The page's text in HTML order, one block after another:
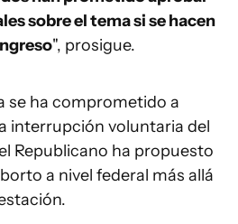
sobre el tema si se hacen
", prosigue.
se ha comprometido a
interrupción voluntaria del
Republicano ha propuesto
a nivel federal más allá